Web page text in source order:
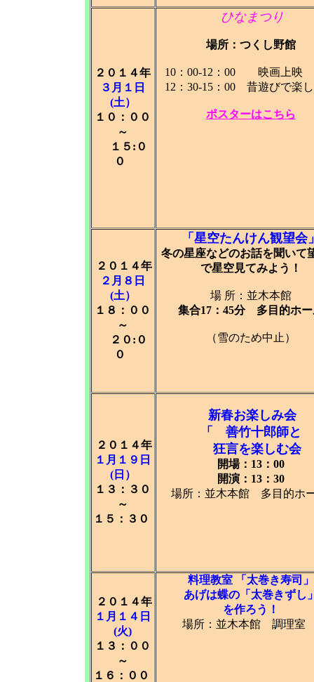
２０１４年
３月１日
(土）
１０：００
～
１５:０
０
ひなまつり
場所：つくし野館
10：00-12：00 映画
12：30-15：00 昔遊びで楽
ポスターはこちら
２０１４年
２月８日
(土）
１８：００
～
２０:０
０
「星空たんけん観望会
冬の星座などのお話を聞いて
で星空見てみよう！
場 所：並木本館
集合17：45分 多目的ホー
（雪のため中止）
２０１４年
１月１９日
(日）
１３：３０
～
１５：３０
新春お楽しみ会
「 善竹十郎師と
狂言を楽しむ会
開場：13：00
開演：13：30
場所：並木本館 多目的ホ
２０１４年
１月１４日
(火)
１３：００
～
１６：００
料理教室 「太巻き寿司」
あげは蝶の「太巻きずし
を作ろう！
場所：並木本館 調理